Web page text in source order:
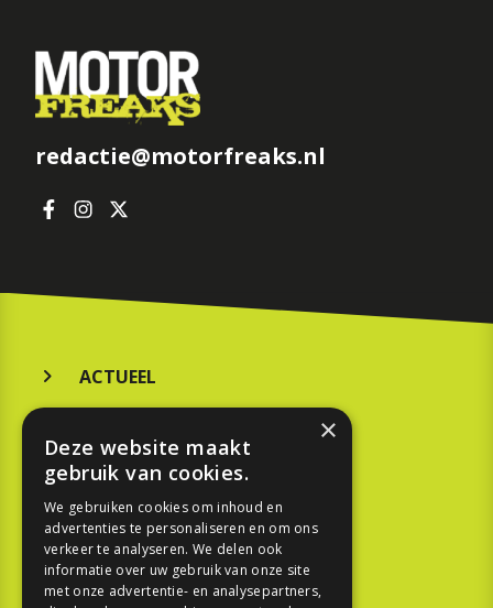
redactie@motorfreaks.nl
ACTUEEL
KOOPGIDS
TESTEN
SPORT
×
Deze website maakt
gebruik van cookies.
We gebruiken cookies om inhoud en
advertenties te personaliseren en om ons
verkeer te analyseren. We delen ook
informatie over uw gebruik van onze site
met onze advertentie- en analysepartners,